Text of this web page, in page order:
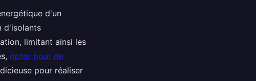
d'un
d'isolants
limitant ainsi les
opter pour de
pour réaliser